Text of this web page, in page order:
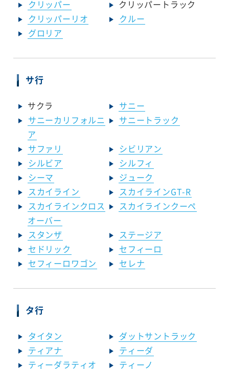
クリッパー
クリッパートラック
クリッパーリオ
クルー
グロリア
サ行
サクラ
サニー
サニーカリフォルニ
ア
サニートラック
サファリ
シビリアン
シルビア
シルフィ
シーマ
ジューク
スカイライン
スカイラインGT-R
スカイラインクロス
オーバー
スカイラインクーペ
スタンザ
ステージア
セドリック
セフィーロ
セフィーロワゴン
セレナ
タ行
タイタン
ダットサントラック
ティアナ
ティーダ
ティーダラティオ
ティーノ